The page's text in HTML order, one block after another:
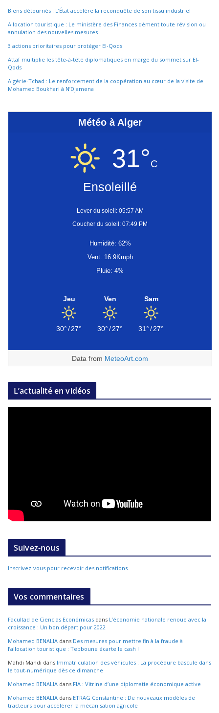
Biens détournés : L’État accélère la reconquête de son tissu industriel
Allocation touristique : Le ministère des Finances dément toute révision ou
annulation des nouvelles mesures
3 actions prioritaires pour protéger El-Qods
Attaf multiplie les tête-à-tête diplomatiques en marge du sommet sur El-
Qods
Algérie-Tchad : Le renforcement de la coopération au cœur de la visite de
Mohamed Boukhari à N’Djamena
Météo à Alger
31°C
Ensoleillé
Lever du soleil: 05:57 AM
Coucher du soleil: 07:49 PM
Humidité: 62%
Vent: 16.9Kmph
Pluie: 4%
Jeu
30°/27°
Ven
30°/27°
Sam
31°/27°
Data from MeteoArt.com
L’actualité en vidéos
Suivez-nous
Inscrivez-vous pour recevoir des notifications
Vos commentaires
Facultad de Ciencias Económicas dans L’économie nationale renoue avec la
croissance : Un bon départ pour 2022
Mohamed BENALIA dans Des mesures pour mettre fin à la fraude à
l’allocation touristique : Tebboune écarte le cash !
Mahdi Mahdi dans Immatriculation des véhicules : La procédure bascule dans
le tout-numérique dès ce dimanche
Mohamed BENALIA dans FIA : Vitrine d’une diplomatie économique active
Mohamed BENALIA dans ETRAG Constantine : De nouveaux modèles de
tracteurs pour accélérer la mécanisation agricole